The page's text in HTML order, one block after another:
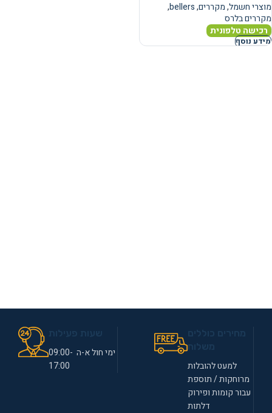
מוצרי חשמל,מקררים,
bellers
,
מקררים בלרס
רכישה טלפונית
מידע נוסף
למעט להובלות
מרוחקות / תוספת
עבור קומות ופירוק
דלתות
ימי חול א-ה 09:00-
17:00